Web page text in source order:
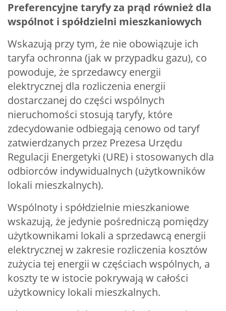
Preferencyjne taryfy za prąd również dla
wspólnot i spółdzielni mieszkaniowych
Wskazują przy tym, że nie obowiązuje ich
taryfa ochronna (jak w przypadku gazu), co
powoduje, że sprzedawcy energii
elektrycznej dla rozliczenia energii
dostarczanej do części wspólnych
nieruchomości stosują taryfy, które
zdecydowanie odbiegają cenowo od taryf
zatwierdzanych przez Prezesa Urzędu
Regulacji Energetyki (URE) i stosowanych dla
odbiorców indywidualnych (użytkowników
lokali mieszkalnych).
Wspólnoty i spółdzielnie mieszkaniowe
wskazują, że jedynie pośredniczą pomiędzy
użytkownikami lokali a sprzedawcą energii
elektrycznej w zakresie rozliczenia kosztów
zużycia tej energii w częściach wspólnych, a
koszty te w istocie pokrywają w całości
użytkownicy lokali mieszkalnych.